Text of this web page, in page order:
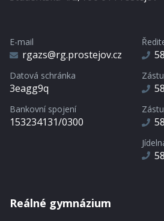
E-mail
rgazs@rg.prostejov.cz
Datová schránka
3eagg9q
Bankovní spojení
153234131/0300
Reálné gymnázium